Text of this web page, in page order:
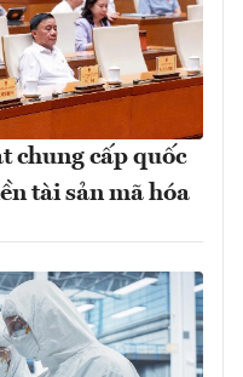
chung cấp quốc
tài sản mã hóa